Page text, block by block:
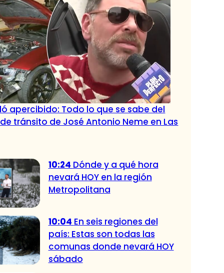
apercibido: Todo lo que se sabe del
tránsito de José Antonio Neme en Las
10:24 Dónde y a qué hora
nevará HOY en la región
Metropolitana
10:04 En seis regiones del
país: Estas son todas las
comunas donde nevará HOY
sábado